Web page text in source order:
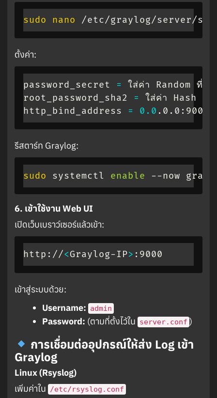
sudo nano /etc/graylog/server/
ตั้งค่า:
password_secret =
ใส่ค่า Random ที่ส
root_password_sha2 =
ใส่ค่า Hash ที่
http_bind_address = 0.0 .0.0:9000
รีสตาร์ท Graylog:
sudo systemctl enable --now
6. เข้าใช้งาน Web UI
เปิดเว็บเบราว์เซอร์แล้วเข้า:
http://<Graylog-IP> :9000
เข้าสู่ระบบด้วย:
Username: admin
Password: (ตามที่ตั้งไว้ใน server.conf )
การเชื่อมต่ออุปกรณ์ให้ส่ง Log เข้า
Graylog
Linux (Rsyslog)
เพิ่มค่าใน /etc/rsyslog.conf